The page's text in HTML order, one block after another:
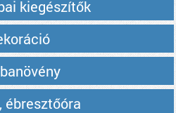
kiegészítők
ébresztőóra